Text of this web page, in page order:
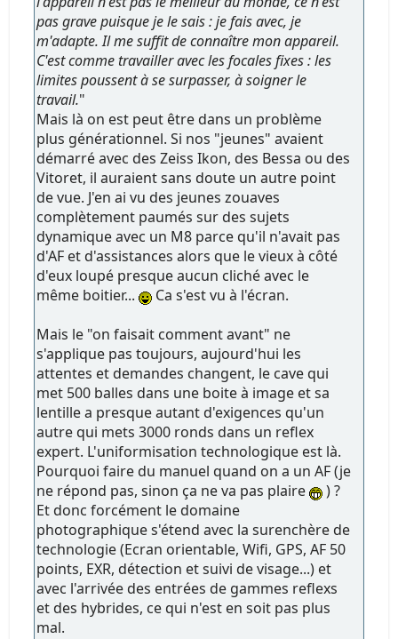
pas grave puisque je le sais : je fais avec, je
m'adapte. Il me suffit de connaître mon appareil.
C'est comme travailler avec les focales fixes : les
limites poussent à se surpasser, à soigner le
travail."
Mais là on est peut être dans un problème
plus générationnel. Si nos "jeunes" avaient
démarré avec des Zeiss Ikon, des Bessa ou des
Vitoret, il auraient sans doute un autre point
de vue. J'en ai vu des jeunes zouaves
complètement paumés sur des sujets
dynamique avec un M8 parce qu'il n'avait pas
d'AF et d'assistances alors que le vieux à côté
d'eux loupé presque aucun cliché avec le
même boitier...
Ca s'est vu à l'écran.
Mais le "on faisait comment avant" ne
s'applique pas toujours, aujourd'hui les
attentes et demandes changent, le cave qui
met 500 balles dans une boite à image et sa
lentille a presque autant d'exigences qu'un
autre qui mets 3000 ronds dans un reflex
expert. L'uniformisation technologique est là.
Pourquoi faire du manuel quand on a un AF (je
ne répond pas, sinon ça ne va pas plaire
) ?
Et donc forcément le domaine
photographique s'étend avec la surenchère de
technologie (Ecran orientable, Wifi, GPS, AF 50
points, EXR, détection et suivi de visage...) et
avec l'arrivée des entrées de gammes reflexs
et des hybrides, ce qui n'est en soit pas plus
mal.